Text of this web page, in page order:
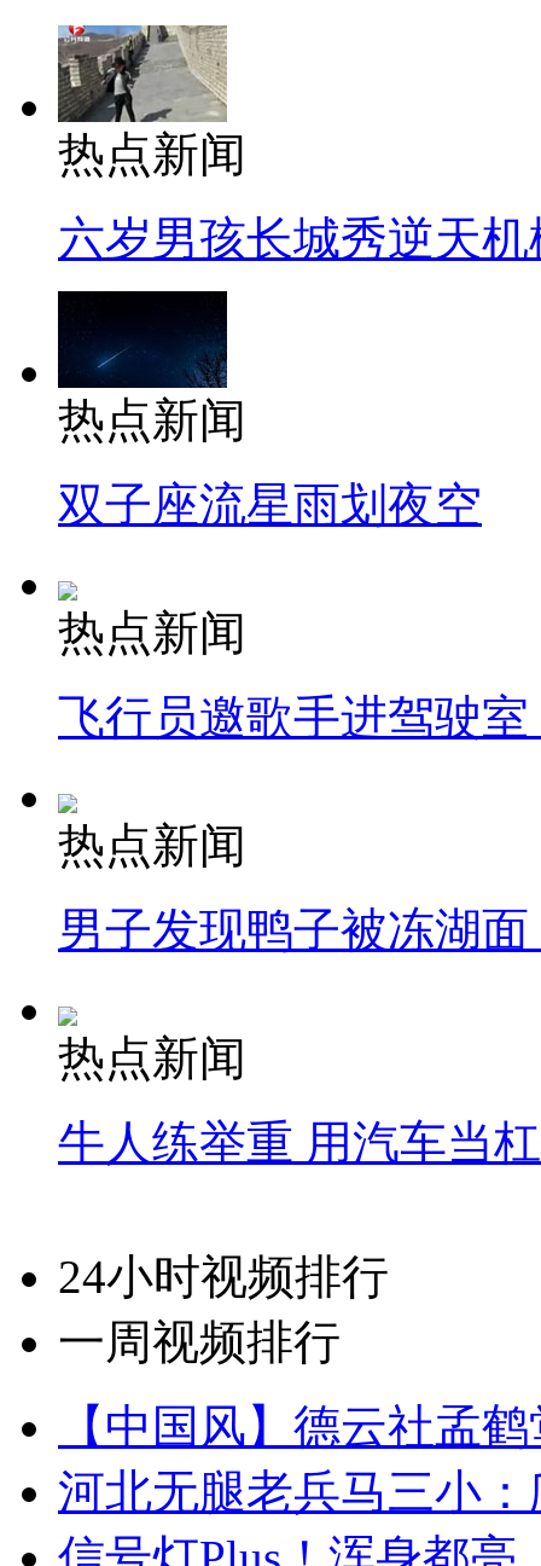
热点新闻
六岁男孩长城秀逆天机
热点新闻
双子座流星雨划夜空
热点新闻
飞行员邀歌手进驾驶
热点新闻
男子发现鸭子被冻湖
热点新闻
牛人练举重 用汽车当
24小时视频排行
一周视频排行
【中国风】德云社孟
河北无腿老兵马三小